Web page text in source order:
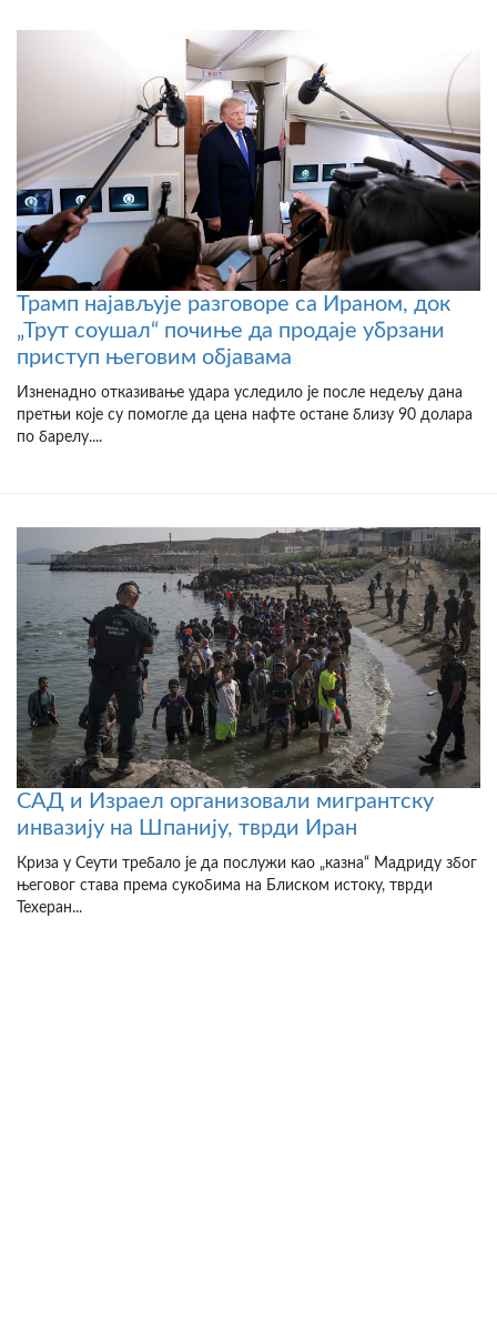
Трамп најављује разговоре са Ираном, док
„Трут соушал“ почиње да продаје убрзани
приступ његовим објавама
Изненадно отказивање удара уследило је после недељу дана
претњи које су помогле да цена нафте остане близу 90 долара
по барелу....
САД и Израел организовали мигрантску
инвазију на Шпанију, тврди Иран
Криза у Сеути требало је да послужи као „казна“ Мадриду због
његовог става према сукобима на Блиском истоку, тврди
Техеран...